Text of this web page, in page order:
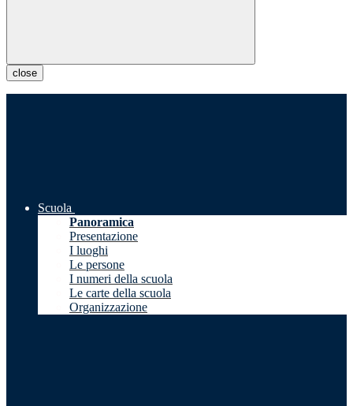
close
Scuola
Panoramica
Presentazione
I luoghi
Le persone
I numeri della scuola
Le carte della scuola
Organizzazione